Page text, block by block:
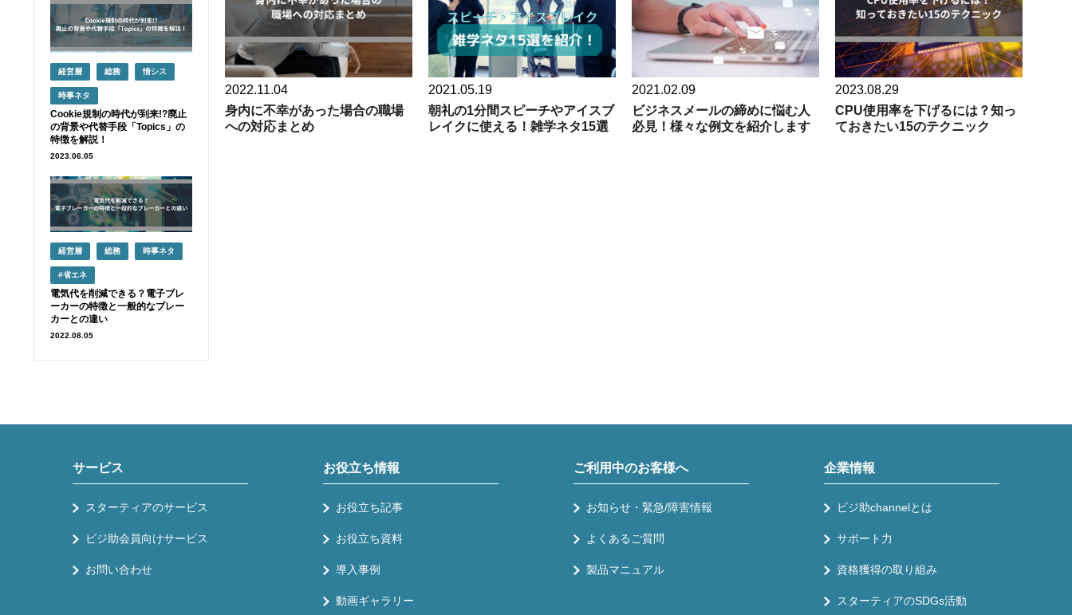
2022.11.04
身内に不幸があった場合の職場
への対応まとめ
2021.05.19
朝礼の1分間スピーチやアイスブ
レイクに使える！雑学ネタ15選
2021.02.09
ビジネスメールの締めに悩む人
必見！様々な例文を紹介します
2023.08.29
CPU使用率を下げるには？知っ
ておきたい15のテクニック
経営層 総務 情シス
時事ネタ
Cookie規制の時代が到来!?廃止
の背景や代替手段「Topics」の
特徴を解説！
2023.06.05
経営層 総務 時事ネタ
#省エネ
電気代を削減できる？電子ブレ
ーカーの特徴と一般的なブレー
カーとの違い
2022.08.05
サービス
スターティアのサービス
ビジ助会員向けサービス
お問い合わせ
お役立ち情報
お役立ち記事
お役立ち資料
導入事例
動画ギャラリー
ご利用中のお客様へ
お知らせ・緊急/障害情報
よくあるご質問
製品マニュアル
企業情報
ビジ助channelとは
サポート力
資格獲得の取り組み
スターティアのSDGs活動